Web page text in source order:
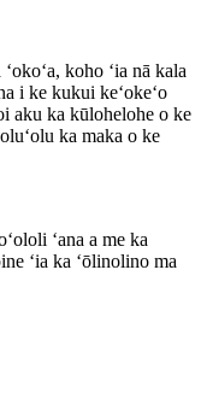
koho ʻia nā kala
i ke kukui keʻokeʻo
aku ka kūlohelohe o ke
ka maka o ke
ʻana a me ka
ʻia ka ʻōlinolino ma